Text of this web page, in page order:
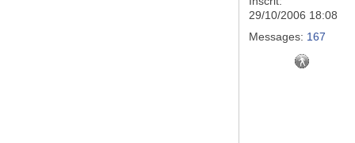
29/10/2006 18:08
Messages: 167